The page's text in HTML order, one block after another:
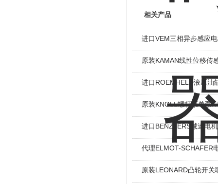
相关产品
进口VEM三相异步感应
原装KAMAN线性位移传
进口ROEMHELD液压油
原装KNOLL螺杆泵单泵
进口BENZLERS减速电
代理ELMOT-SCHAFER
原装LEONARD凸轮开关